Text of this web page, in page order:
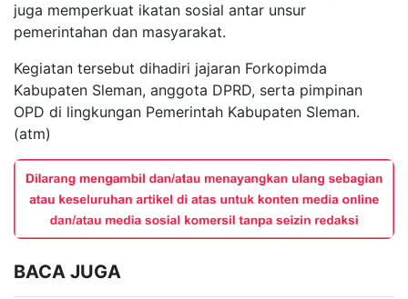
juga memperkuat ikatan sosial antar unsur
pemerintahan dan masyarakat.
Kegiatan tersebut dihadiri jajaran Forkopimda
Kabupaten Sleman, anggota DPRD, serta pimpinan
OPD di lingkungan Pemerintah Kabupaten Sleman.
(atm)
BACA JUGA